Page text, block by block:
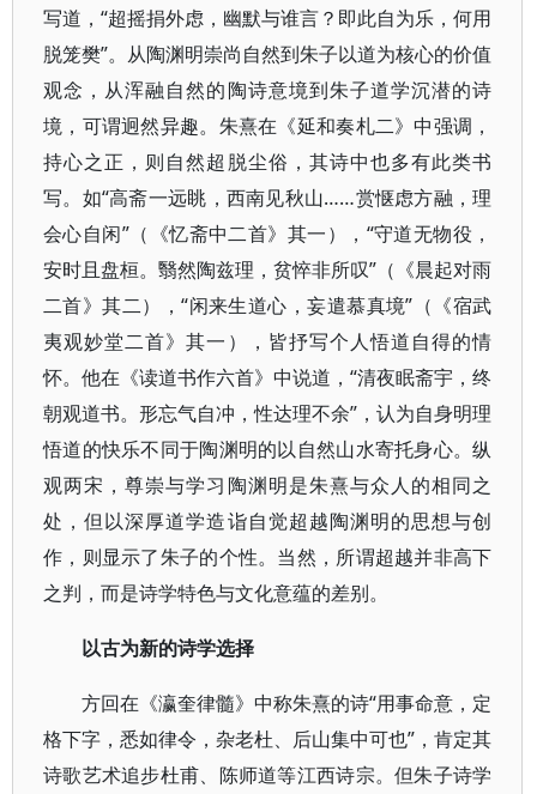
写道，“超摇捐外虑，幽默与谁言？即此自为乐，何用
脱笼樊”。从陶渊明崇尚自然到朱子以道为核心的价值
观念，从浑融自然的陶诗意境到朱子道学沉潜的诗
境，可谓迥然异趣。朱熹在《延和奏札二》中强调，
持心之正，则自然超脱尘俗，其诗中也多有此类书
写。如“高斋一远眺，西南见秋山……赏惬虑方融，理
会心自闲”（《忆斋中二首》其一），“守道无物役，
安时且盘桓。翳然陶兹理，贫悴非所叹”（《晨起对雨
二首》其二），“闲来生道心，妄遣慕真境”（《宿武
夷观妙堂二首》其一），皆抒写个人悟道自得的情
怀。他在《读道书作六首》中说道，“清夜眠斋宇，终
朝观道书。形忘气自冲，性达理不余”，认为自身明理
悟道的快乐不同于陶渊明的以自然山水寄托身心。纵
观两宋，尊崇与学习陶渊明是朱熹与众人的相同之
处，但以深厚道学造诣自觉超越陶渊明的思想与创
作，则显示了朱子的个性。当然，所谓超越并非高下
之判，而是诗学特色与文化意蕴的差别。
以古为新的诗学选择
方回在《瀛奎律髓》中称朱熹的诗“用事命意，定
格下字，悉如律令，杂老杜、后山集中可也”，肯定其
诗歌艺术追步杜甫、陈师道等江西诗宗。但朱子诗学